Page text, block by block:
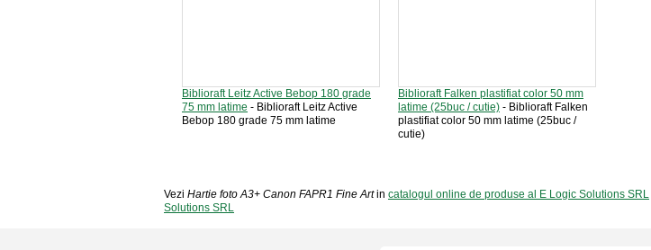
Biblioraft Leitz Active Bebop 180 grade
75 mm latime - Biblioraft Leitz Active
Bebop 180 grade 75 mm latime
Biblioraft Falken plastifiat color 50 mm
latime (25buc / cutie) - Biblioraft Falken
plastifiat color 50 mm latime (25buc /
cutie)
Vezi Hartie foto A3+ Canon FAPR1 Fine Artin catalogul online de produse al E Logic Solutions SRL
Solutions SRL